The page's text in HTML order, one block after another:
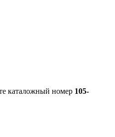
каталожный номер 105-